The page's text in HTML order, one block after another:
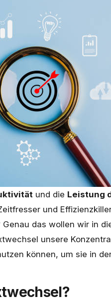
und die Leistung
und
das wollen wir in
unsere
können, um sie in